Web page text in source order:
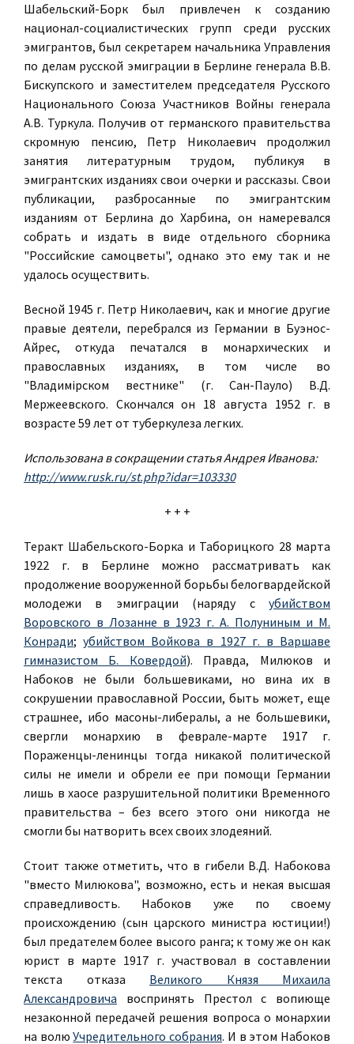
Шабельский-Борк был привлечен к созданию
национал-социалистических групп среди русских
эмигрантов, был секретарем начальника Управления
по делам русской эмиграции в Берлине генерала В.В.
Бискупского и заместителем председателя Русского
Национального Союза Участников Войны генерала
А.В. Туркула. Получив от германского правительства
скромную пенсию, Петр Николаевич продолжил
занятия литературным трудом, публикуя в
эмигрантских изданиях свои очерки и рассказы. Свои
публикации, разбросанные по эмигрантским
изданиям от Берлина до Харбина, он намеревался
собрать и издать в виде отдельного сборника
"Российские самоцветы", однако это ему так и не
удалось осуществить.
Весной 1945 г. Петр Николаевич, как и многие другие
правые деятели, перебрался из Германии в Буэнос-
Айрес, откуда печатался в монархических и
православных изданиях, в том числе во
"Владимірском вестнике" (г. Сан-Пауло) В.Д.
Мержеевского. Скончался он 18 августа 1952 г. в
возрасте 59 лет от туберкулеза легких.
Использована в сокращении статья Андрея Иванова:
http://www.rusk.ru/st.php?idar=103330
+ + +
Теракт Шабельского-Борка и Таборицкого 28 марта
1922 г. в Берлине можно рассматривать как
продолжение вооруженной борьбы белогвардейской
молодежи в эмиграции (наряду с убийством
Воровского в Лозанне в 1923 г. А. Полуниным и М.
Конради;убийством Войкова в 1927 г. в Варшаве
гимназистом Б. Ковердой). Правда, Милюков и
Набоков не были большевиками, но вина их в
сокрушении православной России, быть может, еще
страшнее, ибо масоны-либералы, а не большевики,
свергли монархию в феврале-марте 1917 г.
Пораженцы-ленинцы тогда никакой политической
силы не имели и обрели ее при помощи Германии
лишь в хаосе разрушительной политики Временного
правительства – без всего этого они никогда не
смогли бы натворить всех своих злодеяний.
Стоит также отметить, что в гибели В.Д. Набокова
"вместо Милюкова", возможно, есть и некая высшая
справедливость. Набоков уже по своему
происхождению (сын царского министра юстиции!)
был предателем более высого ранга; к тому же он как
юрист в марте 1917 г. участвовал в составлении
текста отказа Великого Князя Михаила
Александровича воспринять Престол с вопиюще
незаконной передачей решения вопроса о монархии
на волюУчредительного собрания. И в этом Набоков